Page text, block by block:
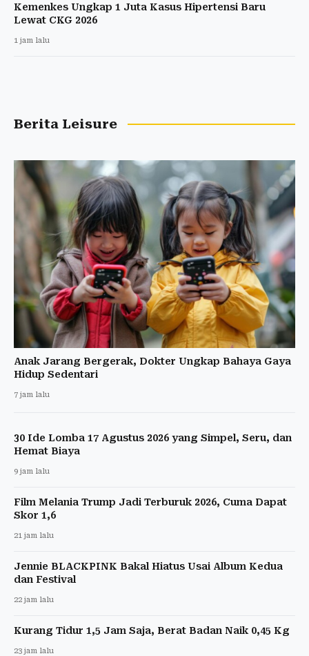
Kemenkes Ungkap 1 Juta Kasus Hipertensi Baru
Lewat CKG 2026
1 jam lalu
Berita Leisure
Anak Jarang Bergerak, Dokter Ungkap Bahaya Gaya
Hidup Sedentari
7 jam lalu
30 Ide Lomba 17 Agustus 2026 yang Simpel, Seru, dan
Hemat Biaya
9 jam lalu
Film Melania Trump Jadi Terburuk 2026, Cuma Dapat
Skor 1,6
21 jam lalu
Jennie BLACKPINK Bakal Hiatus Usai Album Kedua
dan Festival
22 jam lalu
Kurang Tidur 1,5 Jam Saja, Berat Badan Naik 0,45 Kg
23 jam lalu